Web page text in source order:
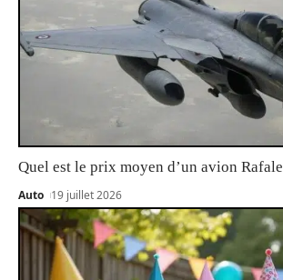
Quel est le prix moyen d’un avion Rafale
Auto 19 juillet 2026